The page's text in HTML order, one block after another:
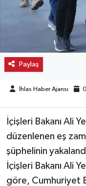
Paylaş
İhlas Haber Ajansı
İçişleri Bakanı Ali
düzenlenen eş
şüphelinin
İçişleri Bakanı Ali
göre, Cumhuriyet
Kargı
Mecitözü
Oğuzlar
Ortaköy
Osmancık
Sungurlu